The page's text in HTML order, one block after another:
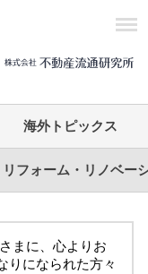
海外トピックス
リフォーム・リノベー
まに、心よりお
りになられた方々